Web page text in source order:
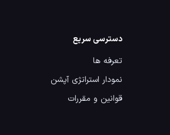
دسترسی سریع
تعرفه ها
نمودار استراتژی آپشن
قوانین و مقررات